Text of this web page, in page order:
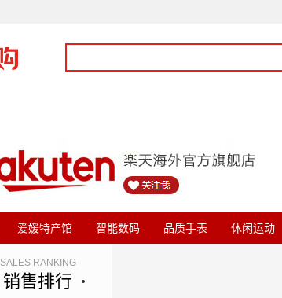
爱媛特产馆 智能数码 品质手表 休闲运动
SALES RANKING
销售排行